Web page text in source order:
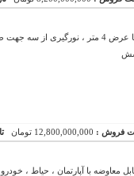
دو واحدی
فروش : 12,800,000,000 تومان
با آپارتمان ، حیاط ، خودرو